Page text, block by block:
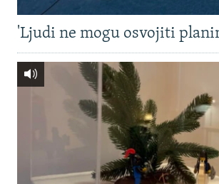
'Ljudi ne mogu osvojiti